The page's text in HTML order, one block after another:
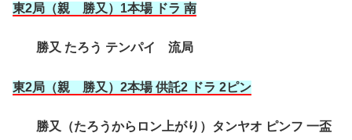
東2局（親 勝又）1本場 ドラ 南
勝又 たろう テンパイ 流局
東2局（親 勝又）2本場 供託2 ドラ 2ピン
勝又（たろうからロン上がり）タンヤオ ピンフ 一盃